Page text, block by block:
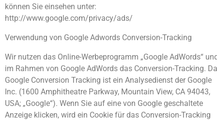
können Sie einsehen unter:
http://www.google.com/privacy/ads/
Verwendung von Google Adwords Conversion-Tracking
Wir nutzen das Online-Werbeprogramm „Google AdWords“
im Rahmen von Google AdWords das Conversion-Tracking.
Google Conversion Tracking ist ein Analysedienst der Google
Inc. (1600 Amphitheatre Parkway, Mountain View, CA 94043,
USA; „Google“). Wenn Sie auf eine von Google geschaltete
Anzeige klicken, wird ein Cookie für das Conversion-Tracking